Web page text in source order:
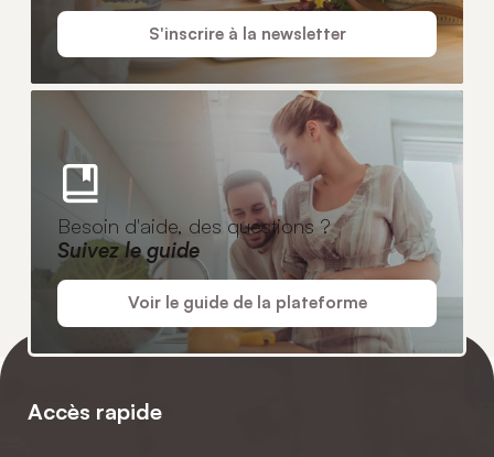
S'inscrire à la newsletter
Besoin d'aide, des questions ?
Suivez le guide
Voir le guide de la plateforme
Accès rapide